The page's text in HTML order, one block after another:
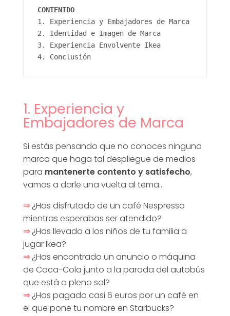
r
e
n
c
i
a
d
CONTENIDO
1. Experiencia y Embajadores de Marca
2. Identidad e Imagen de Marca
3. Experiencia Envolvente Ikea
4. Conclusión
1. Experiencia y
Embajadores de Marca
Si estás pensando que no conoces ninguna
marca que haga tal despliegue de medios
para mantenerte contento y satisfecho,
vamos a darle una vuelta al tema…
⇒¿Has disfrutado de un café Nespresso
mientras esperabas ser atendido?
⇒¿Has llevado a los niños de tu familia a
jugar Ikea?
⇒¿Has encontrado un anuncio o máquina
de Coca-Cola junto a la parada del autobús
que está a pleno sol?
⇒¿Has pagado casi 6 euros por un café en
el que pone tu nombre en Starbucks?